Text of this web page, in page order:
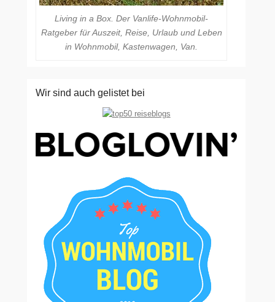
Living in a Box. Der Vanlife-Wohnmobil-
Ratgeber für Auszeit, Reise, Urlaub und Leben
in Wohnmobil, Kastenwagen, Van.
Wir sind auch gelistet bei